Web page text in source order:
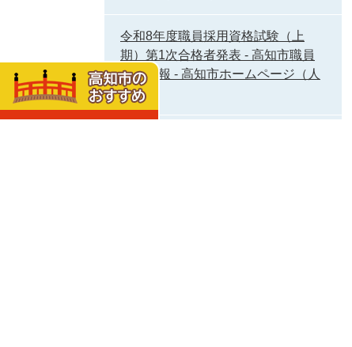
令和8年度職員採用資格試験（上
期）第1次合格者発表 - 高知市職員
採用情報 - 高知市ホームページ（人
事課）